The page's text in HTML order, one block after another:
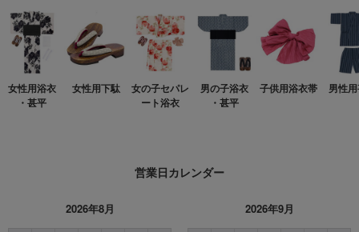
女性用浴衣
・甚平
女性用下駄
女の子セパレ
ート浴衣
男の子浴衣
・甚平
子供用浴衣帯 男性
営業日カレンダー
2026年8月 2026年9月